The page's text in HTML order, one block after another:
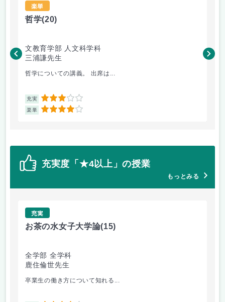
楽単
哲学(20)
文教育学部 人文科学科
三浦謙先生
哲学についての講義。 出席は...
充実 3
楽単 4
鹿
充実度「★4以上」の授業
もっとみる
充実
お茶の水女子大学論(15)
全学部 全学科
鹿住倫世先生
卒業生の働き方について知れる...